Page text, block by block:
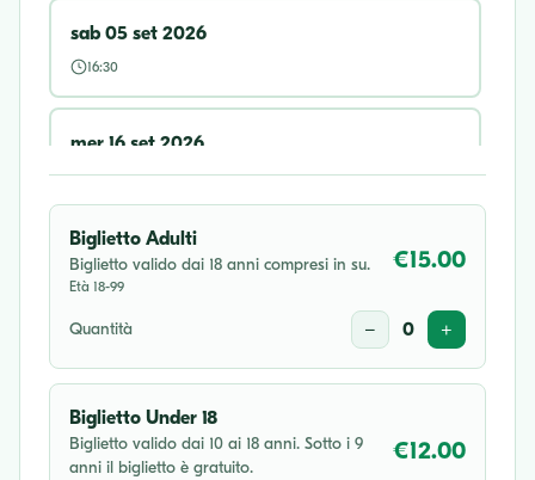
sab 05 set 2026
16:30
mer 16 set 2026
20:30
sab 17 ott 2026
16:30
Biglietto Adulti
Biglietto valido dai 18 anni compresi in su.
Età 18-99
€15.00
Quantità − 0 +
Biglietto Under 18
Biglietto valido dai 10 ai 18 anni. Sotto i 9
anni il biglietto è gratuito.
€12.00